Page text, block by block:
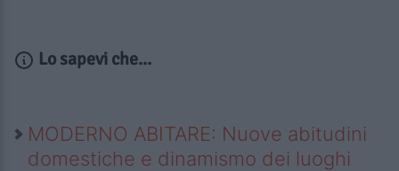
Lo sapevi che...
MODERNO ABITARE: Nuove abitudini
domestiche e dinamismo dei luoghi